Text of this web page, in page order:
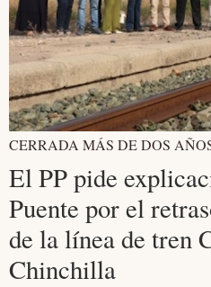
CERRADA MÁS DE DOS
El PP pide
Puente por el
de la línea de tren
Chinchilla